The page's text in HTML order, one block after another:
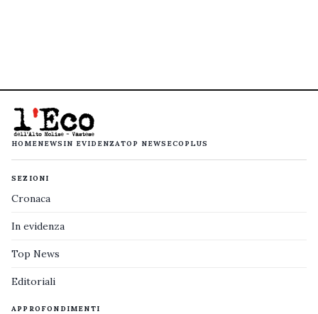
HOMENEWS IN EVIDENZATOP NEWS ECOPLUS
SEZIONI
Cronaca
In evidenza
Top News
Editoriali
APPROFONDIMENTI